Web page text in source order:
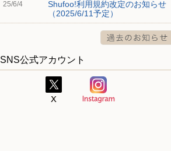
25/6/4
Shufoo!利用規約改定のお知らせ
（2025/6/11予定）
SNS公式アカウント